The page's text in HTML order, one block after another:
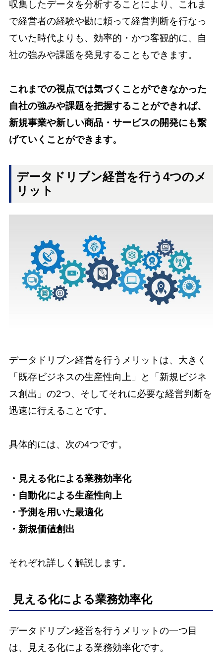
収集したデータを分析することにより、これま
で経営者の経験や勘に頼って経営判断を行なっ
ていた時代よりも、効率的・かつ客観的に、自
社の強みや課題を発見することもできます。
これまでの視点では気づくことができなかった
自社の強みや課題を把握することができれば、
新規事業や新しい商品・サービスの開発にも繋
げていくことができます。
データドリブン経営を行う4つのメ
リット
データドリブン経営を行うメリットは、大きく
「既存ビジネスの生産性向上」と「新規ビジネ
ス創出」の2つ、そしてそれに必要な経営判断を
迅速に行えることです。
具体的には、次の4つです。
・見える化による業務効率化
・自動化による生産性向上
・予測を用いた最適化
・新規価値創出
それぞれ詳しく解説します。
見える化による業務効率化
データドリブン経営を行うメリットの一つ目
は、見える化による業務効率化です。